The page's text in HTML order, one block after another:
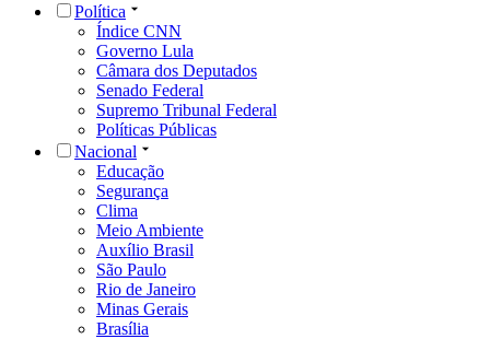
Política
Índice CNN
Governo Lula
Câmara dos Deputados
Senado Federal
Supremo Tribunal Federal
Políticas Públicas
Nacional
Educação
Segurança
Clima
Meio Ambiente
Auxílio Brasil
São Paulo
Rio de Janeiro
Minas Gerais
Brasília